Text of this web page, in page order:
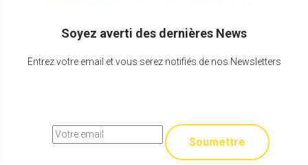
Soyez averti des dernières News
Entrez votre email et vous serez notifiés de nos Newsletters
Soumettre